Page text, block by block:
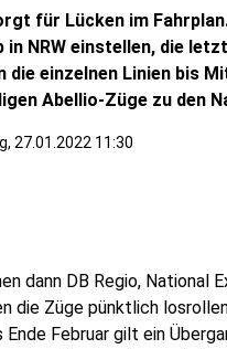
für Lücken im
NRW einstellen, die
die einzelnen Linien bis
Abellio-Züge zu den
27.01.2022 11:30
dann DB Regio, National
die Züge pünktlich
Ende Februar gilt ein